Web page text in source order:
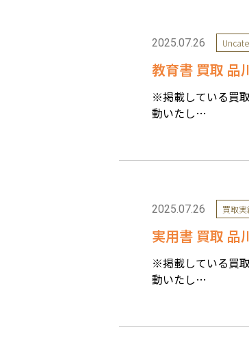
2025.07.26
教育書 買取 品
※掲載している買
動いたし…
2025.07.26 買取実
実用書 買取 品
※掲載している買
動いたし…